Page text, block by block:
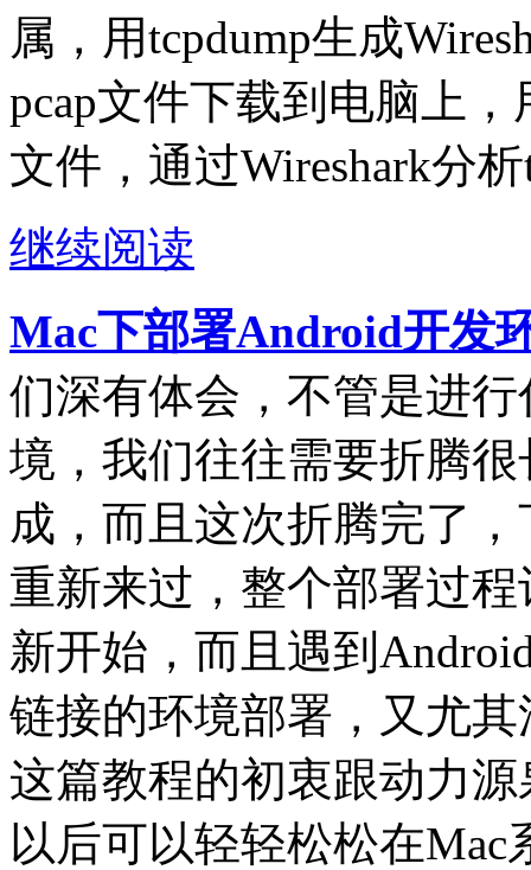
属，用tcpdump生成
pcap文件下载到电脑上，
文件，通过Wireshark分
继续阅读
Mac下部署Android开发
们深有体会，不管是进
境，我们往往需要折腾
成，而且这次折腾完了
重新来过，整个部署过
新开始，而且遇到
链接的环境部署，又尤
这篇教程的初衷跟动力
以后可以轻轻松松在